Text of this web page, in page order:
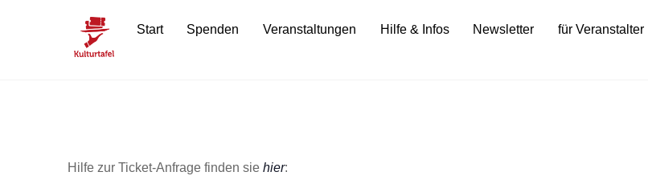
Start Spenden Veranstaltungen Hilfe & Infos Newsletter für Veranstalter
Hilfe zur Ticket-Anfrage finden sie hier: